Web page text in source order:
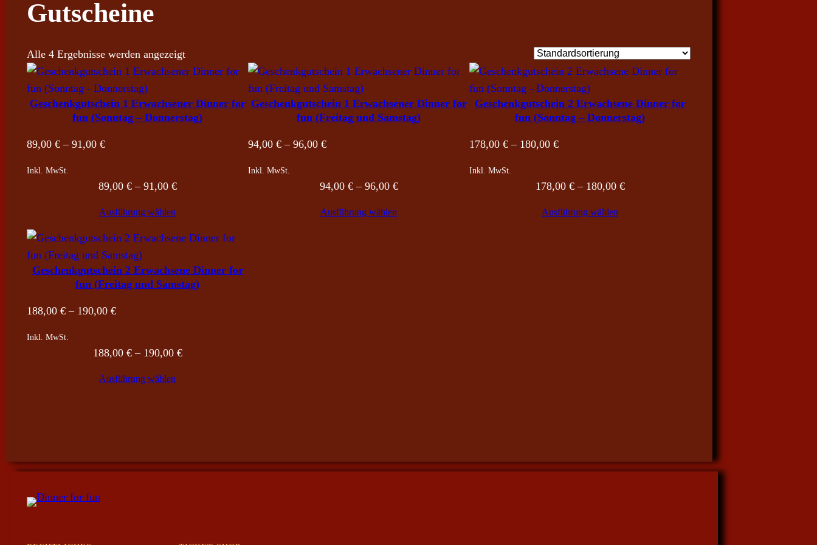
Gutscheine
Alle 4 Ergebnisse werden angezeigt
Geschenkgutschein 1 Erwachsener Dinner for
fun (Sonntag – Donnerstag)
89,00 € – 91,00 €Preisspanne:
91,00 €
Inkl. MwSt.
89,00 € – 91,00 €Preisspanne:
91,00 €
Ausführung wählen
Geschenkgutschein 1 Erwachsener Dinner for
fun (Freitag und Samstag)
94,00 € – 96,00 €Preisspanne:
96,00 €
Inkl. MwSt.
94,00 € – 96,00 €Preisspanne:
Ausführung wählen
Geschenkgutschein 2 Erwachsene Dinner for
fun (Sonntag – Donnerstag)
178,00 € – 180,00 €Preisspanne:
Inkl. MwSt.
178,00 € – 180,00 €Preisspanne:
Ausführung wählen
Geschenkgutschein 2 Erwachsene Dinner for
fun (Freitag und Samstag)
188,00 € – 190,00 €Preisspanne:
Inkl. MwSt.
188,00 € – 190,00 €Preisspanne:
Ausführung wählen